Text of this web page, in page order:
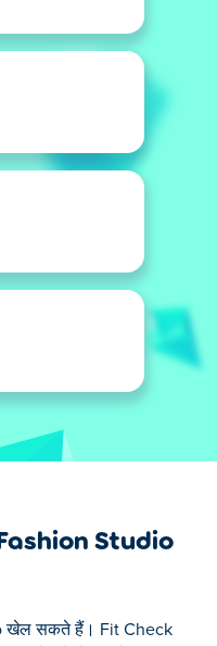
Studio
खेल सकते हैं। Fit Check